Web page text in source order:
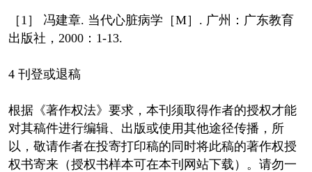
［1］ 冯建章. 当代心脏病学［M］. 广州：广东教育
出版社，2000：1-13.
4 刊登或退稿
根据《著作权法》要求，本刊须取得作者的授权才能
对其稿件进行编辑、出版或使用其他途径传播，所
以，敬请作者在投寄打印稿的同时将此稿的著作权授
权书寄来（授权书样本可在本刊网站下载）。请勿一